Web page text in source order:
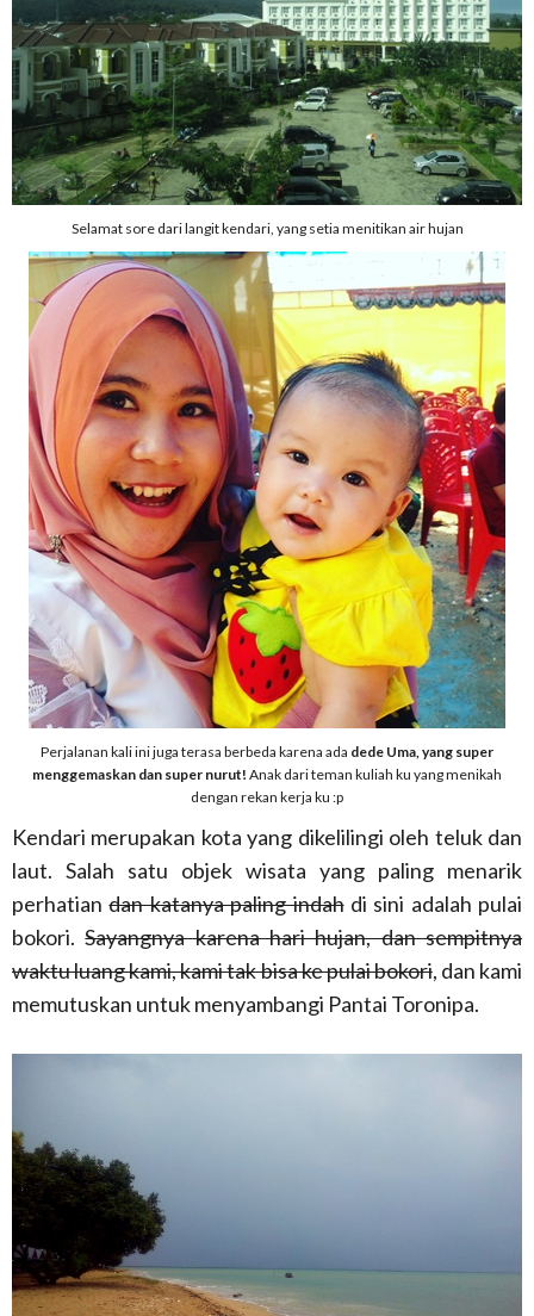
Selamat sore dari langit kendari, yang setia menitikan air hujan
Perjalanan kali ini juga terasa berbeda karena ada dede Uma, yang super
menggemaskan dan super nurut! Anak dari teman kuliah ku yang menikah
dengan rekan kerja ku :p
Kendari merupakan kota yang dikelilingi oleh teluk dan
laut. Salah satu objek wisata yang paling menarik
perhatiandan katanya paling indahdi sini adalah pulai
bokori.Sayangnya karena hari hujan, dan sempitnya
waktu luang kami, kami tak bisa ke pulai bokori, dan kami
memutuskan untuk menyambangi Pantai Toronipa.